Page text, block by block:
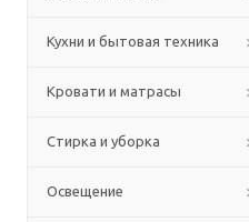
Кухни и бытовая техника
Кровати и матрасы
Стирка и уборка
Освещение